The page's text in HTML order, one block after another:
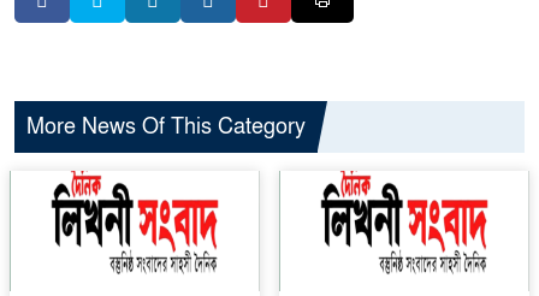
More News Of This Category